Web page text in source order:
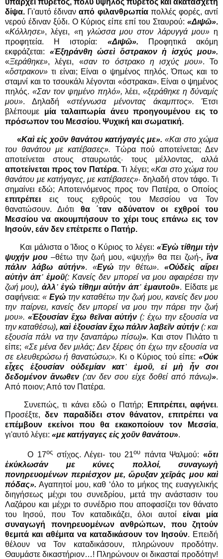
υπάρχει πυρετός, πολύ υψηλός πυρετός και ακατάσχετη
δίψα. Γι'αυτό έδιναναπό φιλανθρωπίαπολλές φορές, αντί
νερού έδιναν ξύδι. Ο Κύριος είπε επί του Σταυρού: «Διψῶ».
«Κόλλησε», λέγει, «η γλώσσα μου στον λάρυγγά μου» η
προφητεία. Η ιστορία: «Διψῶ». Προφητικά ακόμη
εκφράζεται: «Ἐξηράνθη ὡσεὶ ὄστρακον ἡ ἰσχύς μου».
«Ξεράθηκε», λέγει, «σαν το όστρακο η ισχύς μου». Το
«ὄστρακον» τι είναι; Είναι ο ψημένος πηλός. Όπως και το
σταμνί και το τσουκάλι λέγονται «όστρακα». Είναι ο ψημένος
πηλός. «Σαν τον ψημένο πηλό»,λέει, «ξεράθηκε η δύναμίς
μου». Δηλαδή «στέγνωσα μένοντας άκαμπτος». Έτσι
βλέπουμε μία ταλαιπωρία άνευ προηγουμένου εις το
πρόσωπον του Μεσσίου. Ψυχική και σωματική.
«Καὶ εἰς χοῦν θανάτου κατήγαγές με».«Και στο χώμα
του θανάτου με κατέβασες». Τώρα πού αποτείνεται; Δεν
αποτείνεται στους σταυρωτάς· τους μέλλοντας, αλλά
αποτείνεται προς τον Πατέρα. Τι λέγει; «Και στο χώμα του
θανάτου με κατήγαγες, με κατέβασες»· δηλαδή στον τάφο. Τι
σημαίνει εδώ; Αποτεινόμενος προς τον Πατέρα, ο Οποίος
επιτρέπει εις τους εχθρούς του Μεσσίου να Τον
θανατώσουν. Διότι θα ΄ταν αδύνατον οι εχθροί του
Μεσσίου να ακουμπήσουν το χέρι τους επάνω εις τον
Ιησούν, εάν δεν επέτρεπε ο Πατήρ.
Και μάλιστα ο Ίδιος ο Κύριος το λέγει:«Ἐγὼ τίθημι τὴν
ψυχήν μου –θέτω την ζωή μου, «ψυχή» θα πει ζωή-, ἵνα
πάλιν λάβω αὐτήν». «Εγώτην θέτω».«Οὐδεὶς αἴρει
αὐτὴν ἀπ᾿ ἐμοῦ(: Κανείς δεν μπορεί να μου αφαιρέσει την
ζωή μου), ἀλλ᾿ ἐγὼ τίθημι αὐτὴν ἀπ᾿ ἐμαυτοῦ». Είδατε με
σαφήνεια:«Εγώ την καταθέτω την ζωή μου, κανείς δεν μου
την παίρνει, κανείς δεν μπορεί να μου την πάρει την ζωή
μου».«Ἐξουσίαν ἔχω θεῖναι αὐτήν(: έχω την εξουσία να
την καταθέσω), καὶ ἐξουσίαν ἔχω πάλιν λαβεῖν αὐτήν (: και
εξουσία πάλι να την ξαναπάρω πίσω)». Και στον Πιλάτο τι
είπε; «Σε μένα δεν μιλάς; Δεν ξέρεις ότι έχω την εξουσία να
σε ελευθερώσω ή θανατώσω;». Κι ο Κύριος τού είπε:«Οὐκ
εἶχες ἐξουσίαν οὐδεμίαν κατ᾿ ἐμοῦ, εἰ μὴ ἦν σοι
δεδομένον ἄνωθεν (:αν δεν σου είχε δοθεί από πάνω)».
Από ποιον; Από τον Πατέρα.
Συνεπώς, τι κάνει εδώ ο Πατήρ; Επιτρέπει, αφήνει.
Προσέξτε,δεν παραδίδει στον θάνατον, επιτρέπει να
επέμβουν εκείνοι που θα εκακοποίουν τον Μεσσία,
γι'αυτό λέγει: «με κατήγαγες εἰς χοῦν θανάτου».
Ο 17ος στίχος. Λέγει- του 21ου πάντα Ψαλμού: «ὅτι
ἐκύκλωσάν με κύνες πολλοί, συναγωγὴ
πονηρευομένων περιέσχον με, ὤρυξαν χεῖράς μου καὶ
πόδας». Αγαπητοί μου, καθ ‘όλο το μήκος της ευαγγελικής
διηγήσεως μέχρι του συνεδρίου, μετά την ανάστασιν του
Λαζάρου και μέχρι το συνέδριο που αποφασίζει τον θάνατο
του Ιησού, που Τον καταδικάζει, όλοι αυτοίείναι μία
συναγωγή πονηρευομένων ανθρώπων, που ζητούν
θεμιτά και αθέμιτα να καταδικάσουν τον Ιησούν. Επειδή
θέλουν να Τον καταδικάσουν, πληρώνουν προδότην.
Θαυμάστε δικαστήριον…! Πληρώνουν οι δικασταί προδότην!